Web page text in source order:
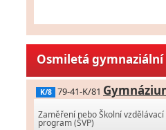
Osmiletá
K/8 79-41-K/81
Zaměření nebo Školní vzdělávací
program (ŠVP)